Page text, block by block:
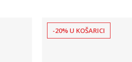
-20% U KOŠARICI